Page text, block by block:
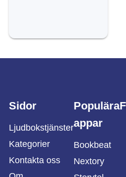
Sidor
Ljudbokstjänster
Kategorier
Kontakta oss
Populära
appar
Bookbeat
Nextory